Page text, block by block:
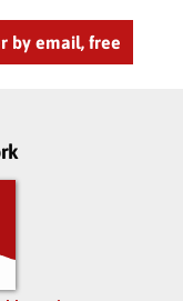
by email, free